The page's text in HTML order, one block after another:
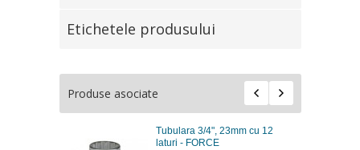
Etichetele produsului
Produse asociate
Tubulara 3/4", 23mm cu 12
laturi - FORCE